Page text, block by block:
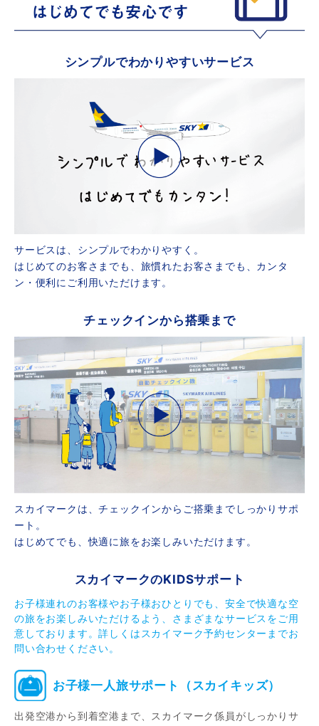
シンプルでわかりやすいサービス
サービスは、シンプルでわかりやすく。
はじめてのお客さまでも、旅慣れたお客さまでも、カンタ
ン・便利にご利用いただけます。
チェックインから搭乗まで
スカイマークは、チェックインからご搭乗までしっかりサポ
ート。
はじめてでも、快適に旅をお楽しみいただけます。
スカイマークのKIDSサポート
お子様連れのお客様やお子様おひとりでも、安全で快適な空
の旅をお楽しみいただけるよう、さまざまなサービスをご用
意しております。詳しくはスカイマーク予約センターまでお
問い合わせください。
お子様一人旅サポート（スカイキッズ）
出発空港から到着空港まで、スカイマーク係員がしっかりサ